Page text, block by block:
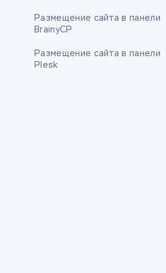
Размещение сайта в панели
BrainyCP
Размещение сайта в панели
Plesk